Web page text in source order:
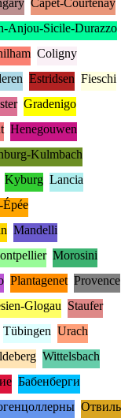
Capet-Courtenay
Anjou-Sicile-Durazzo
Coligny
Estridsen Fieschi
Gradenigo
Henegouwen
Kulmbach
Kyburg Lancia
Mandelli
Morosini
Plantagenet Provence
Glogau Staufer
Tübingen Urach
Wittelsbach
Бабенберги
Отвиль